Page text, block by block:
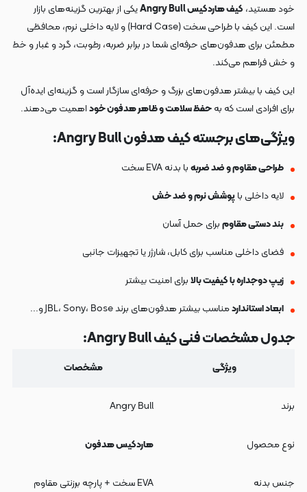
خود هستید، کیف هاردکیس Angry Bull
یکی از بهترین گزینه‌های بازار
است. این کیف با طراحی سخت (Hard Case) و لایه داخلی نرم، محافظی
مطمئن برای هدفون‌های حرفه‌ای شما در برابر ضربه، رطوبت، گرد و غبار و خط
و خش فراهم می‌کند.
این کیف با بیشتر هدفون‌های بزرگ و حرفه‌ای سازگار است و گزینه‌ای ایده‌آل
برای افرادی است که بهحفظ سلامت و ظاهر هدفون خوداهمیت می‌دهند.
ویژگی‌های برجسته کیف هدفون Angry Bull:
طراحی مقاوم و ضد ضربهبا بدنه EVA سخت
لایه داخلی باپوشش نرم و ضد خش
بند دستی مقاومبرای حمل آسان
فضای داخلی مناسب برای کابل، شارژر یا تجهیزات جانبی
زیپ دوجداره با کیفیت بالابرای امنیت بیشتر
ابعاد استانداردمناسب بیشتر هدفون‌های برند JBL، Sony، Bose و...
جدول مشخصات فنی کیف Angry Bull:
ویژگی مشخصات
برند Angry Bull
نوع محصول هاردکیس هدفون
جنس بدنه EVA سخت + پارچه برزنتی مقاوم